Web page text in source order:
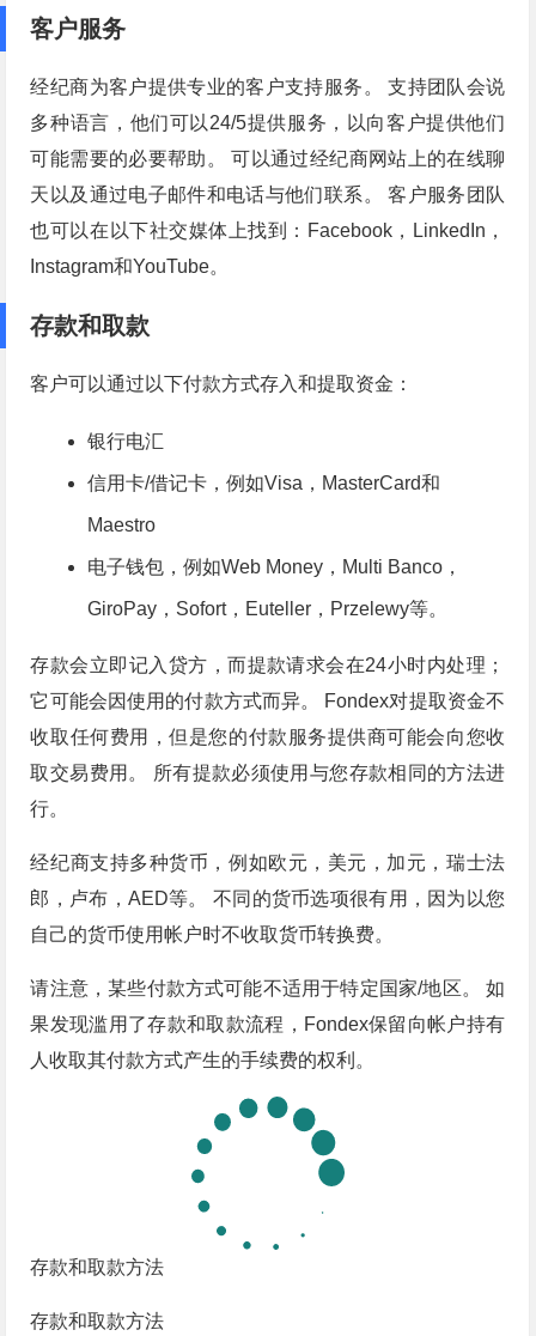
客户服务
经纪商为客户提供专业的客户支持服务。 支持团队会说
多种语言，他们可以24/5提供服务，以向客户提供他们
可能需要的必要帮助。 可以通过经纪商网站上的在线聊
天以及通过电子邮件和电话与他们联系。 客户服务团队
也可以在以下社交媒体上找到：Facebook，LinkedIn，
Instagram和YouTube。
存款和取款
客户可以通过以下付款方式存入和提取资金：
银行电汇
信用卡/借记卡，例如Visa，MasterCard和
Maestro
电子钱包，例如Web Money，Multi Banco，
GiroPay，Sofort，Euteller，Przelewy等。
存款会立即记入贷方，而提款请求会在24小时内处理；
它可能会因使用的付款方式而异。 Fondex对提取资金不
收取任何费用，但是您的付款服务提供商可能会向您收
取交易费用。 所有提款必须使用与您存款相同的方法进
行。
经纪商支持多种货币，例如欧元，美元，加元，瑞士法
郎，卢布，AED等。 不同的货币选项很有用，因为以您
自己的货币使用帐户时不收取货币转换费。
请注意，某些付款方式可能不适用于特定国家/地区。 如
果发现滥用了存款和取款流程，Fondex保留向帐户持有
人收取其付款方式产生的手续费的权利。
存款和取款方法
存款和取款方法